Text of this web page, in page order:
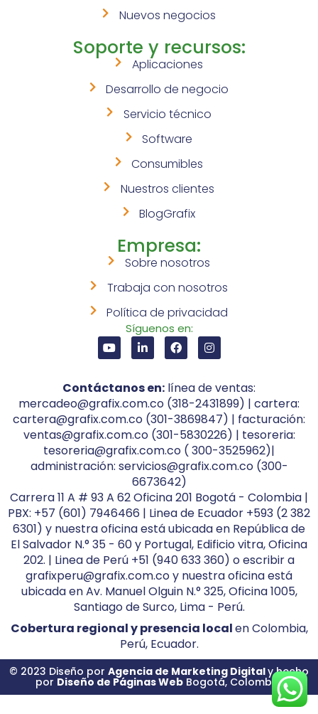
Nuevos negocios
Soporte y recursos:
Aplicaciones
Desarrollo de negocio
Servicio técnico
Software
Consumibles
Nuestros clientes
BlogGrafix
Empresa:
Sobre nosotros
Trabaja con nosotros
Política de privacidad
Síguenos en:
Contáctanos en: línea de ventas:
mercadeo@grafix.com.co (318-2431899) | cartera:
cartera@grafix.com.co (301-3869847) | facturación:
ventas@grafix.com.co (301-5830226) | tesoreria:
tesoreria@grafix.com.co ( 300-3525962)|
administración: servicios@grafix.com.co (300-
6673642)
Carrera 11 A # 93 A 62 Oficina 201 Bogotá - Colombia |
PBX: +57 (601) 7946466 | Linea de Ecuador +593 (2 382
6301) y nuestra oficina está ubicada en República de
El Salvador N.° 35 - 60 y Portugal, Edificio vitra, Oficina
202. | Linea de Perú +51 (940 633 360) o escribir a
grafixperu@grafix.com.co y nuestra oficina está
ubicada en Av. Manuel Olguin N.° 325, Oficina 1005,
Santiago de Surco, Lima - Perú.
Cobertura regional y presencia localen Colombia,
Perú, Ecuador.
© 2023 Diseño por Agencia de Marketing Digitaly hecho
por Diseño de Páginas WebBogotá, Colombia.